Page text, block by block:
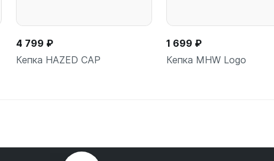
4 799 ₽
Кепка HAZED CAP
1 699 ₽
Кепка MHW Logo